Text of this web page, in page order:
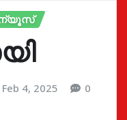
Feb 4, 2025 0